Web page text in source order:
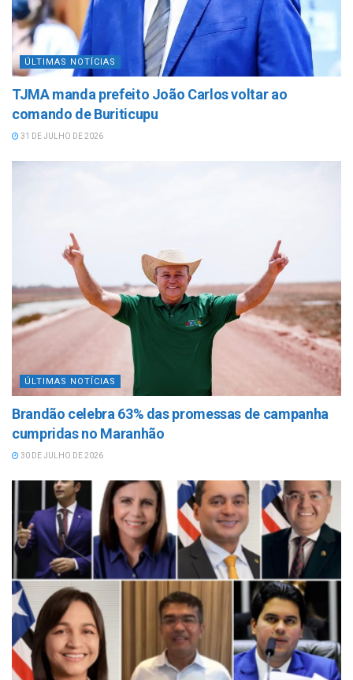
ÚLTIMAS NOTÍCIAS
TJMA manda prefeito João Carlos voltar ao
comando de Buriticupu
31 DE JULHO DE 2026
ÚLTIMAS NOTÍCIAS
Brandão celebra 63% das promessas de campanha
cumpridas no Maranhão
30 DE JULHO DE 2026